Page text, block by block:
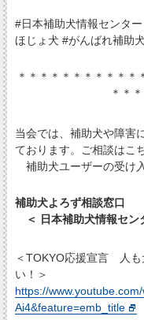
#日本補助犬情報センタ
ほじょ犬 #がんばれ補助
＊＊＊＊＊＊＊＊＊＊＊
＊＊
当会では、補助犬や障害
ております。ご相談はこ
補助犬ユーザーの受け
補助犬よろず相談窓口
＜ 日本補助犬情報セ
＜TOKYO応援宣言 人も
い！＞
https://
Ai4&feature=emb_title